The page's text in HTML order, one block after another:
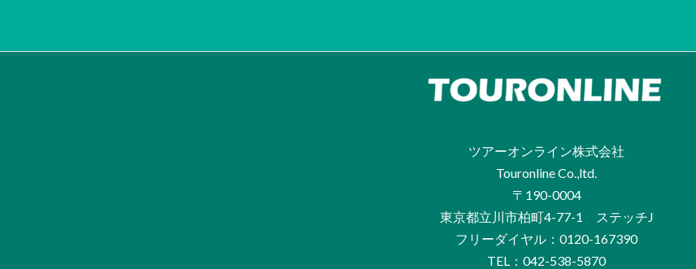
ツアーオンライン株式会社
Touronline Co.,ltd.
〒190-0004
東京都立川市柏町4-77-1 ステッチJ
フリーダイヤル：0120-167390
TEL：042-538-5870